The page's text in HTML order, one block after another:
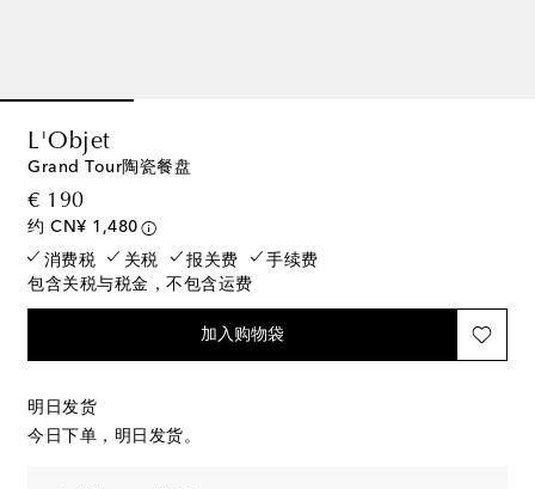
L'Objet
Grand Tour陶瓷餐盘
€ 190original price
约 CN¥ 1,480
消费税
关税 报关费
手续费
包含关税与税金，不包含运费
加入购物袋
明日发货
今日下单，明日发货。